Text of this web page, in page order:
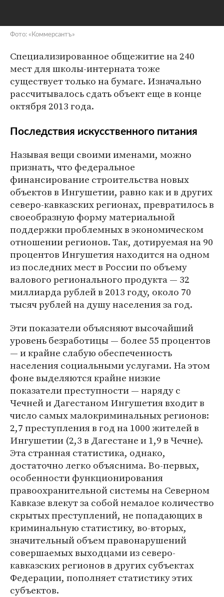
Фото: «Коммерсантъ»
Специализированное общежитие на 240
мест для школы-интерната тоже
существует только на бумаге. Изначально
рассчитывалось сдать объект еще в конце
октября 2013 года.
Последствия искусственного питания
Называя вещи своими именами, можно
признать, что федеральное
финансирование строительства новых
объектов в Ингушетии, равно как и в других
северо-кавказских регионах, превратилось в
своеобразную форму материальной
поддержки проблемных в экономическом
отношении регионов. Так, дотируемая на 90
процентов Ингушетия находится на одном
из последних мест в России по объему
валового регионального продукта — 32
миллиарда рублей в 2013 году, около 70
тысяч рублей на душу населения за год.
Эти показатели объясняют высочайший
уровень безработицы — более 55 процентов
— и крайне слабую обеспеченность
населения социальными услугами. На этом
фоне выделяются крайне низкие
показатели преступности — наряду с
Чечней и Дагестаном Ингушетия входит в
число самых малокриминальных регионов:
2,7 преступления в год на 1000 жителей в
Ингушетии (2,3 в Дагестане и 1,9 в Чечне).
Эта странная статистика, однако,
достаточно легко объяснима. Во-первых,
особенности функционирования
правоохранительной системы на Северном
Кавказе влекут за собой немалое количество
скрытых преступлений, не попадающих в
криминальную статистику, во-вторых,
значительный объем правонарушений
совершаемых выходцами из северо-
кавказских регионов в других субъектах
Федерации, пополняет статистику этих
субъектов.